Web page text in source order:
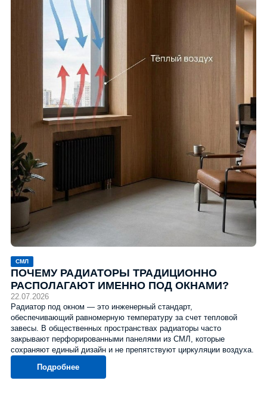
СМЛ
ПОЧЕМУ РАДИАТОРЫ ТРАДИЦИОННО
РАСПОЛАГАЮТ ИМЕННО ПОД ОКНАМИ?
22.07.2026
Радиатор под окном — это инженерный стандарт,
обеспечивающий равномерную температуру за счет тепловой
завесы. В общественных пространствах радиаторы часто
закрывают перфорированными панелями из СМЛ, которые
сохраняют единый дизайн и не препятствуют циркуляции воздуха.
Подробнее